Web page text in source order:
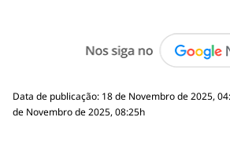
Data de publicação: 18 de Novembro de 2025,
de Novembro de 2025, 08:25h